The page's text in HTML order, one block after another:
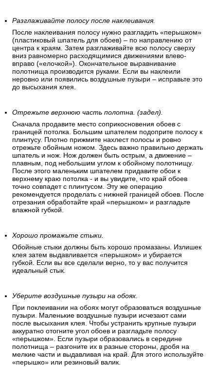
Разглаживайте полосу после наклеивания.
После наклеивания полосу нужно разгладить «перышком»
(пластиковый шпатель для обоев) – по направлению от
центра к краям. Затем разглаживайте всю полосу сверху
вниз равномерно расходящимися движениями влево-
вправо («елочкой»). Окончательное выравнивание
полотнища производится руками. Если вы наклеили
неровно или появились воздушные пузыри – исправьте это
до высыхания клея.
Отрежьте верхнюю часть полотна. (задел).
Сначала продавите место соприкосновения обоев с
границей потолка. Большим шпателем подоприте полосу к
плинтусу. Плотно прижмите нахлест полосы и ровно
отрежьте обойным ножом. Здесь важно правильно держать
шпатель и нож. Нож должен быть острым, а движение –
плавным, под небольшим углом к обойному полотнищу.
После этого маленьким шпателем придавите обои к
верхнему краю потолка - и вы увидите, что край обоев
точно совпадет с плинтусом. Эту же операцию
рекомендуется проделать с нижней границей обоев. После
отрезания обработайте край «перышком» и разгладьте
влажной губкой.
Хорошо промажьте стыки.
Обойные стыки должны быть хорошо промазаны. Излишек
клея затем выдавливается «перышком» и убирается
губкой. Если вы все сделали верно, то у вас получится
идеальный стык.
Уберите воздушные пузыри на обоях.
При поклеивании на обоях могут образоваться воздушные
пузыри. Маленькие воздушные пузыри исчезают сами
после высыхания клея. Чтобы устранить крупные пузыри
аккуратно отогните угол обоев и разгладьте полосу
«перышком». Если пузыри образовались в середине
полотнища – разгоните их в разные стороны, дробя на
мелкие части и выдавливая на край. Для этого используйте
«перышко» или резиновый валик.